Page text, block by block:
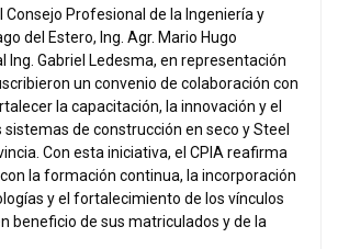
Consejo Profesional de la Ingeniería y
del Estero, Ing. Agr. Mario Hugo
Ing. Gabriel Ledesma, en representación
un convenio de colaboración con
la capacitación, la innovación y el
sistemas de construcción en seco y Steel
Con esta iniciativa, el CPIA reafirma
la formación continua, la incorporación
y el fortalecimiento de los vínculos
beneficio de sus matriculados y de la